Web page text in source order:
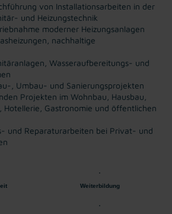
von Installationsarbeiten in der
und Heizungstechnik
moderner Heizungsanlagen
nachhaltige
Wasseraufbereitungs- und
, Umbau- und Sanierungsprojekten
Projekten im Wohnbau, Hausbau,
Hotellerie, Gastronomie und öffentlichen
und Reparaturarbeiten bei Privat- und
Weiterbildung